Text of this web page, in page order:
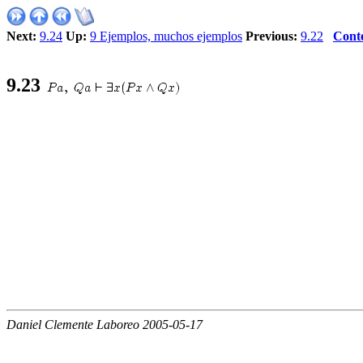
Next: 9.24 Up: 9 Ejemplos, muchos ejemplos Previous: 9.22
9.23
Daniel Clemente Laboreo 2005-05-17